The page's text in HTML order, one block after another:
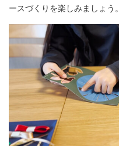
ースづくりを楽しみましょう。